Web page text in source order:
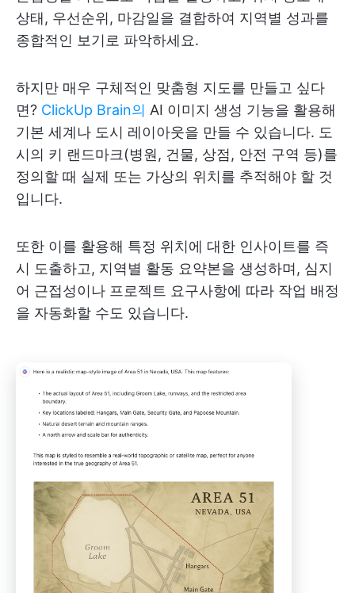
상태, 우선순위, 마감일을 결합하여 지역별 성과를
종합적인 보기로 파악하세요.
하지만 매우 구체적인 맞춤형 지도를 만들고 싶다
면? ClickUp Brain의 AI 이미지 생성 기능을 활용해
기본 세계나 도시 레이아웃을 만들 수 있습니다. 도
시의 키 랜드마크(병원, 건물, 상점, 안전 구역 등)를
정의할 때 실제 또는 가상의 위치를 추적해야 할 것
입니다.
또한 이를 활용해 특정 위치에 대한 인사이트를 즉
시 도출하고, 지역별 활동 요약본을 생성하며, 심지
어 근접성이나 프로젝트 요구사항에 따라 작업 배정
을 자동화할 수도 있습니다.